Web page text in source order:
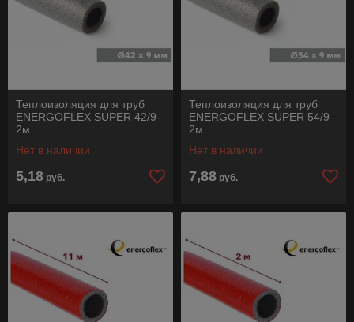
Теплоизоляция для труб
ENERGOFLEX SUPER 42/9-
2м
Нет в наличии
5,18 руб.
Теплоизоляция для труб
ENERGOFLEX SUPER 54/9-
2м
Нет в наличии
7,88 руб.